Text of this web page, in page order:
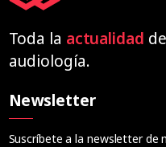
Toda la actualidad
audiología.
Newsletter
Suscríbete a la newsletter de